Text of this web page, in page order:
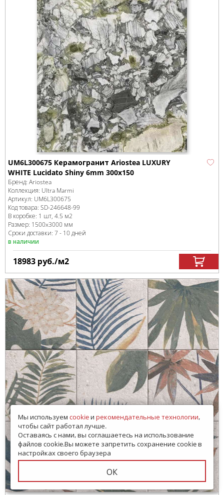
UM6L300675 Керамогранит Ariostea LUXURY
WHITE Lucidato Shiny 6mm 300x150
Бренд: Ariostea
Коллекция: Ultra Marmi
Артикул: UM6L300675
Код товара: SD-246648-99
В коробке: 1 шт, 4.5 м2
Размер: 1500x3000 мм
Сроки доставки: 7 - 10 дней
в наличии
18983 руб./м2
Мы используем cookieи рекомендательные технологии,
чтобы сайт работал лучше.
Оставаясь с нами, вы соглашаетесь на использование
файлов cookie.Вы можете запретить сохранение cookie в
настройках своего браузера
ОК